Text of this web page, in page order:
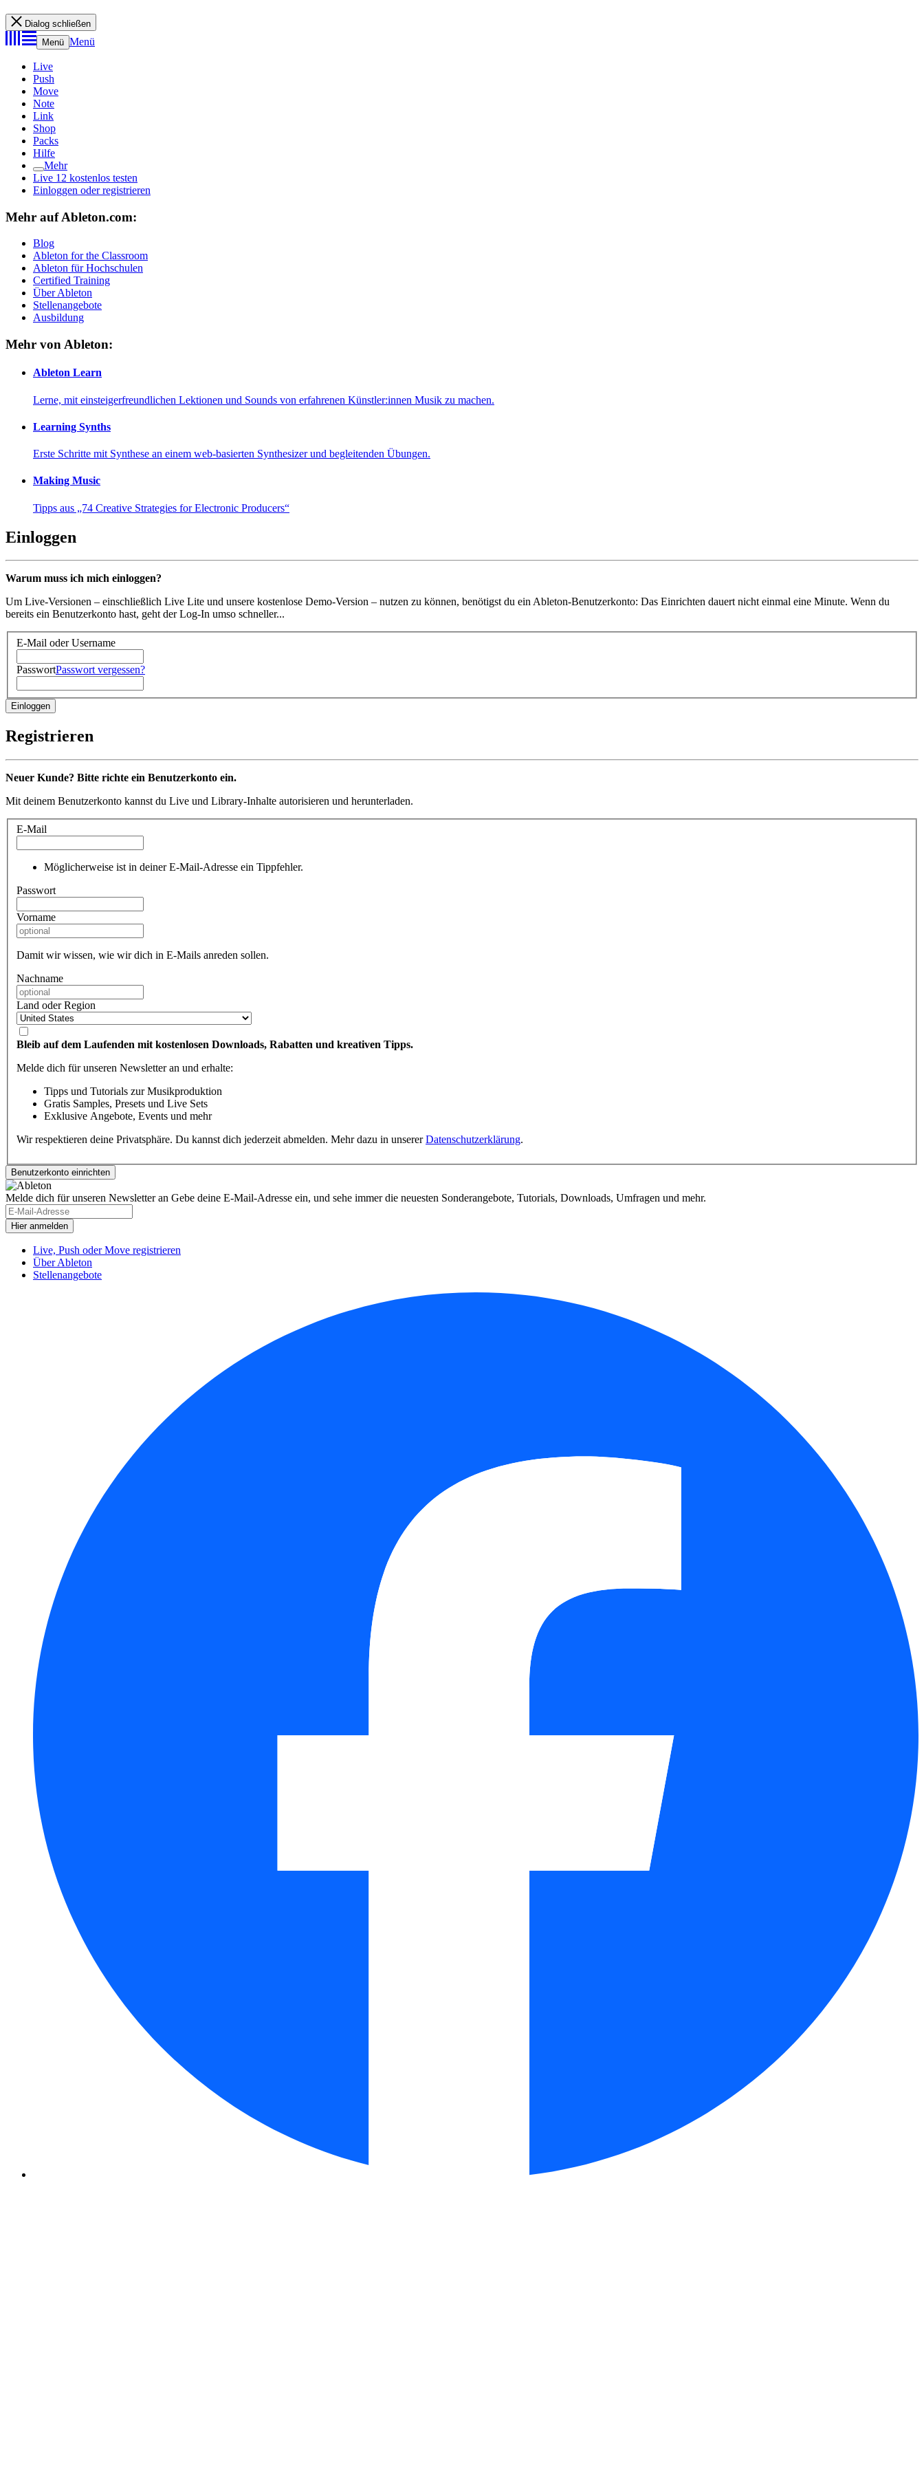
Dialog schließen
Menü Menü
Live
Push
Move
Note
Link
Shop
Packs
Hilfe
Mehr
Live 12 kostenlos testen
Einloggen oder registrieren
Mehr auf Ableton.com:
Blog
Ableton for the Classroom
Ableton für Hochschulen
Certified Training
Über Ableton
Stellenangebote
Ausbildung
Mehr von Ableton:
Ableton Learn
Lerne, mit einsteigerfreundlichen Lektionen und Sounds von erfahrenen Künstler:innen Musik zu machen.
Learning Synths
Erste Schritte mit Synthese an einem web-basierten Synthesizer und begleitenden Übungen.
Making Music
Tipps aus „74 Creative Strategies for Electronic Producers“
Einloggen
Warum muss ich mich einloggen?
Um Live-Versionen – einschließlich Live Lite und unsere kostenlose Demo-Version – nutzen zu können, benötigst du ein Ableton-Benutzerkonto: Das Einrichten dauert nicht einmal eine Minute. Wenn du
bereits ein Benutzerkonto hast, geht der Log-In umso schneller...
E-Mail oder Username
PasswortPasswort vergessen?
Registrieren
Neuer Kunde? Bitte richte ein Benutzerkonto ein.
Mit deinem Benutzerkonto kannst du Live und Library-Inhalte autorisieren und herunterladen.
E-Mail
Möglicherweise ist in deiner E-Mail-Adresse ein Tippfehler.
Passwort
Vorname
Damit wir wissen, wie wir dich in E-Mails anreden sollen.
Nachname
Land oder Region
Bleib auf dem Laufenden mit kostenlosen Downloads, Rabatten und kreativen Tipps.
Melde dich für unseren Newsletter an und erhalte:
Tipps und Tutorials zur Musikproduktion
Gratis Samples, Presets und Live Sets
Exklusive Angebote, Events und mehr
Wir respektieren deine Privatsphäre. Du kannst dich jederzeit abmelden. Mehr dazu in unsererDatenschutzerklärung.
Melde dich für unseren Newsletter an Gebe deine E-Mail-Adresse ein, und sehe immer die neuesten Sonderangebote, Tutorials, Downloads, Umfragen und mehr.
Live, Push oder Move registrieren
Über Ableton
Stellenangebote